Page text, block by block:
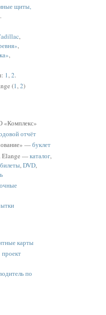
щиты,
.
,
,
,
1,2.
(1,2)
отчёт
—буклет
Elange —каталог,
,DVD,
карты
проект
по